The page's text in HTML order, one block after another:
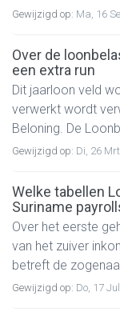
Gewijzigd op: Ma, 16
Over de
een extra run
Dit jaarloon veld
verwerkt wordt
Beloning. De
Gewijzigd op: Di, 26
Welke tabellen
Suriname
Over het eerste
van het zuiver
betreft de
Gewijzigd op: Do, 17